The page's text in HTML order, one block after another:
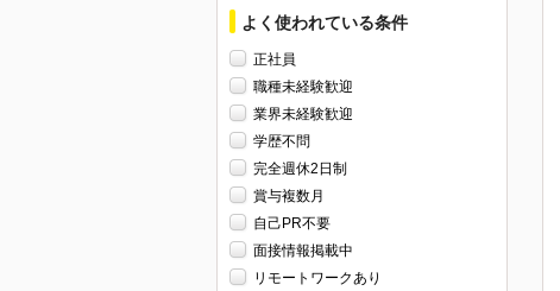
よく使われている条件
正社員
職種未経験歓迎
業界未経験歓迎
学歴不問
完全週休2日制
賞与複数月
自己PR不要
面接情報掲載中
リモートワークあり